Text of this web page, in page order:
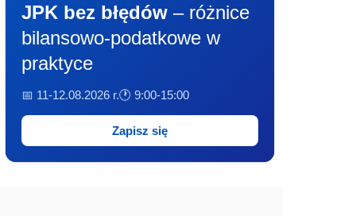
JPK bez błędów – różnice
bilansowo-podatkowe w
praktyce
📅 11-12.08.2026 r.🕐 9:00-15:00
Zapisz się